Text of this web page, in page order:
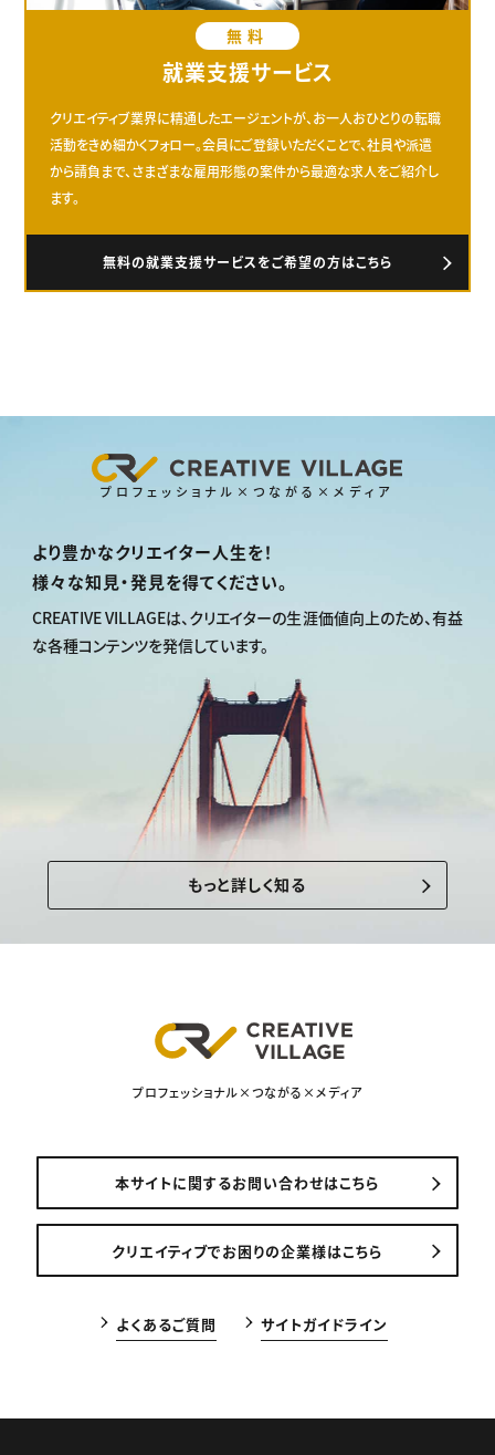
無料
就業支援サービス
クリエイティブ業界に精通したエージェントが、お一人おひとりの転職
活動をきめ細かくフォロー。会員にご登録いただくことで、社員や派遣
から請負まで、さまざまな雇用形態の案件から最適な求人をご紹介し
ます。
無料の就業支援サービスをご希望の方はこちら
プロフェッショナル×つながる×メディア
より豊かなクリエイター人生を！
様々な知見・発見を得てください。
CREATIVE VILLAGEは、クリエイターの生涯価値向上のため、有益
な各種コンテンツを発信しています。
もっと詳しく知る
プロフェッショナル×つながる×メディア
本サイトに関するお問い合わせはこちら
クリエイティブでお困りの企業様はこちら
よくあるご質問 サイトガイドライン